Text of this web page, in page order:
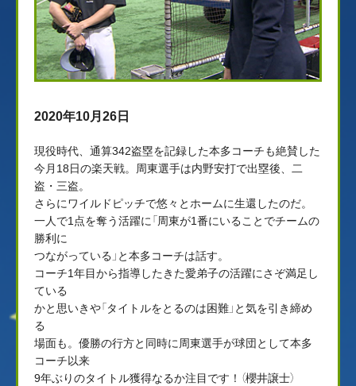
2020年10月26日
現役時代、通算342盗塁を記録した本多コーチも絶賛した
今月18日の楽天戦。周東選手は内野安打で出塁後、二
盗・三盗。
さらにワイルドピッチで悠々とホームに生還したのだ。
一人で1点を奪う活躍に「周東が1番にいることでチームの
勝利に
つながっている」と本多コーチは話す。
コーチ1年目から指導したきた愛弟子の活躍にさぞ満足し
ている
かと思いきや「タイトルをとるのは困難」と気を引き締め
る
場面も。優勝の行方と同時に周東選手が球団として本多
コーチ以来
9年ぶりのタイトル獲得なるか注目です！（櫻井譲士）